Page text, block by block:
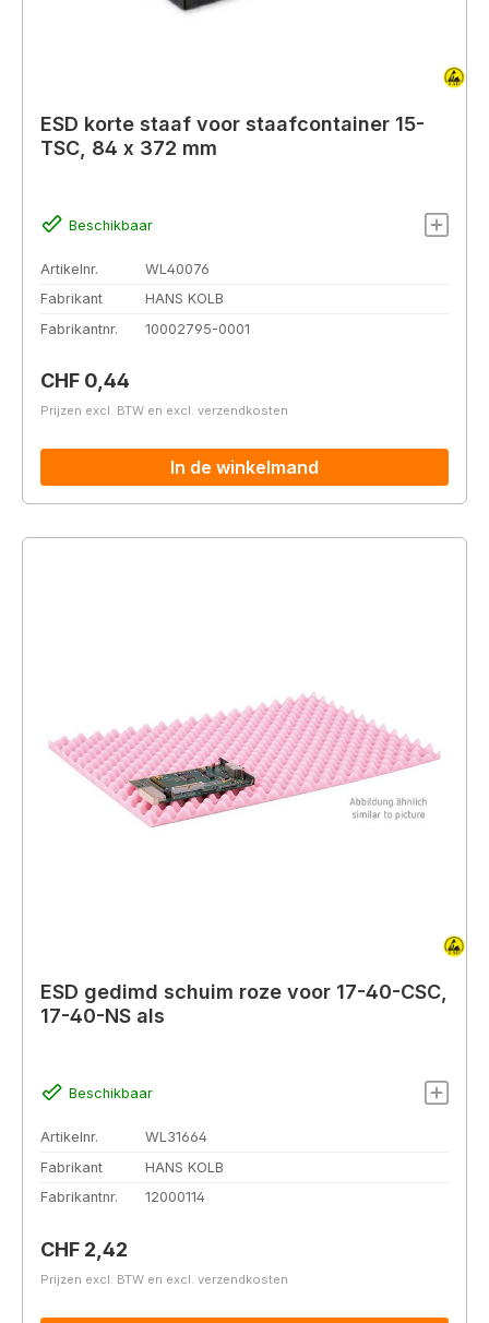
ESD korte staaf voor staafcontainer 15-
TSC, 84 x 372 mm
Beschikbaar
Artikelnr.
WL40076
Fabrikant
HANS KOLB
Fabrikantnr.
10002795-0001
Normale prijs:
CHF 0,44
Prijzen excl. BTW en excl. verzendkosten
In de winkelmand
ESD gedimd schuim roze voor 17-40-CSC,
17-40-NS als
Beschikbaar
Artikelnr.
WL31664
Fabrikant
HANS KOLB
Fabrikantnr.
12000114
Normale prijs:
CHF 2,42
Prijzen excl. BTW en excl. verzendkosten